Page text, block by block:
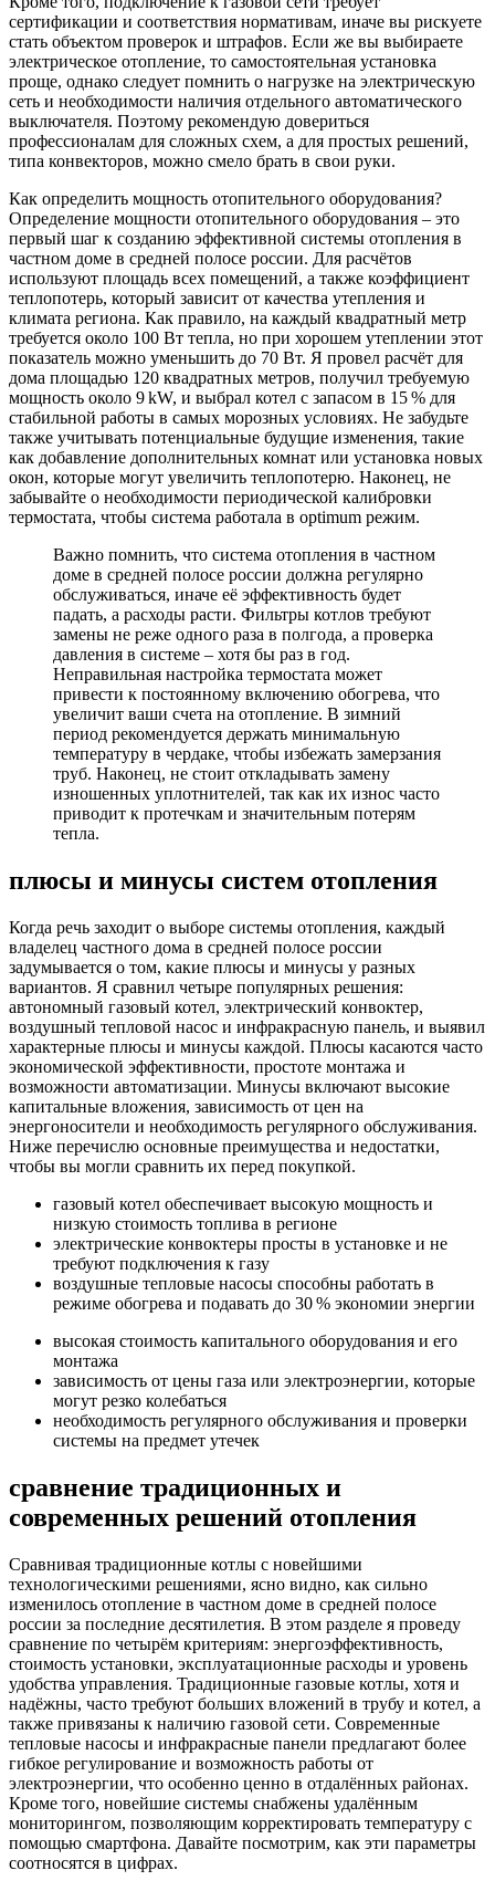
сертификации и соответствия нормативам, иначе вы рискуете
стать объектом проверок и штрафов. Если же вы выбираете
электрическое отопление, то самостоятельная установка
проще, однако следует помнить о нагрузке на электрическую
сеть и необходимости наличия отдельного автоматического
выключателя. Поэтому рекомендую довериться
профессионалам для сложных схем, а для простых решений,
типа конвекторов, можно смело брать в свои руки.
Как определить мощность отопительного оборудования?
Определение мощности отопительного оборудования – это
первый шаг к созданию эффективной системы отопления в
частном доме в средней полосе россии. Для расчётов
используют площадь всех помещений, а также коэффициент
теплопотерь, который зависит от качества утепления и
климата региона. Как правило, на каждый квадратный метр
требуется около 100 Вт тепла, но при хорошем утеплении этот
показатель можно уменьшить до 70 Вт. Я провел расчёт для
дома площадью 120 квадратных метров, получил требуемую
мощность около 9 kW, и выбрал котел с запасом в 15 % для
стабильной работы в самых морозных условиях. Не забудьте
также учитывать потенциальные будущие изменения, такие
как добавление дополнительных комнат или установка новых
окон, которые могут увеличить теплопотерю. Наконец, не
забывайте о необходимости периодической калибровки
термостата, чтобы система работала в optimum режим.
Важно помнить, что система отопления в частном
доме в средней полосе россии должна регулярно
обслуживаться, иначе её эффективность будет
падать, а расходы расти. Фильтры котлов требуют
замены не реже одного раза в полгода, а проверка
давления в системе – хотя бы раз в год.
Неправильная настройка термостата может
привести к постоянному включению обогрева, что
увеличит ваши счета на отопление. В зимний
период рекомендуется держать минимальную
температуру в чердаке, чтобы избежать замерзания
труб. Наконец, не стоит откладывать замену
изношенных уплотнителей, так как их износ часто
приводит к протечкам и значительным потерям
тепла.
плюсы и минусы систем отопления
Когда речь заходит о выборе системы отопления, каждый
владелец частного дома в средней полосе россии
задумывается о том, какие плюсы и минусы у разных
вариантов. Я сравнил четыре популярных решения:
автономный газовый котел, электрический конвоктер,
воздушный тепловой насос и инфракрасную панель, и выявил
характерные плюсы и минусы каждой. Плюсы касаются часто
экономической эффективности, простоте монтажа и
возможности автоматизации. Минусы включают высокие
капитальные вложения, зависимость от цен на
энергоносители и необходимость регулярного обслуживания.
Ниже перечислю основные преимущества и недостатки,
чтобы вы могли сравнить их перед покупкой.
газовый котел обеспечивает высокую мощность и
низкую стоимость топлива в регионе
электрические конвоктеры просты в установке и не
требуют подключения к газу
воздушные тепловые насосы способны работать в
режиме обогрева и подавать до 30 % экономии энергии
высокая стоимость капитального оборудования и его
монтажа
зависимость от цены газа или электроэнергии, которые
могут резко колебаться
необходимость регулярного обслуживания и проверки
системы на предмет утечек
сравнение традиционных и
современных решений отопления
Сравнивая традиционные котлы с новейшими
технологическими решениями, ясно видно, как сильно
изменилось отопление в частном доме в средней полосе
россии за последние десятилетия. В этом разделе я проведу
сравнение по четырём критериям: энергоэффективность,
стоимость установки, эксплуатационные расходы и уровень
удобства управления. Традиционные газовые котлы, хотя и
надёжны, часто требуют больших вложений в трубу и котел, а
также привязаны к наличию газовой сети. Современные
тепловые насосы и инфракрасные панели предлагают более
гибкое регулирование и возможность работы от
электроэнергии, что особенно ценно в отдалённых районах.
Кроме того, новейшие системы снабжены удалённым
мониторингом, позволяющим корректировать температуру с
помощью смартфона. Давайте посмотрим, как эти параметры
соотносятся в цифрах.